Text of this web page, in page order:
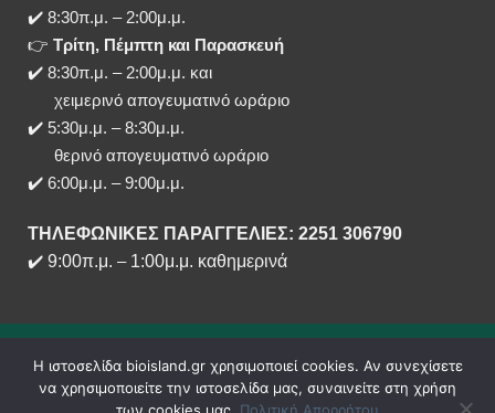
✔️ 8:30π.μ. – 2:00μ.μ.
👉 Τρίτη, Πέμπτη και Παρασκευή
✔️ 8:30π.μ. – 2:00μ.μ. και
χειμερινό απογευματινό ωράριο
✔️ 5:30μ.μ. – 8:30μ.μ.
θερινό απογευματινό ωράριο
✔️ 6:00μ.μ. – 9:00μ.μ.
ΤΗΛΕΦΩΝΙΚΕΣ ΠΑΡΑΓΓΕΛΙΕΣ: 2251 306790
✔️ 9:00π.μ. –1:00μ.μ. καθημερινά
Η ιστοσελίδα bioisland.gr χρησιμοποιεί cookies. Αν συνεχίσετε
να χρησιμοποιείτε την ιστοσελίδα μας, συναινείτε στη χρήση
των cookies μας. Πολιτική Απορρήτου